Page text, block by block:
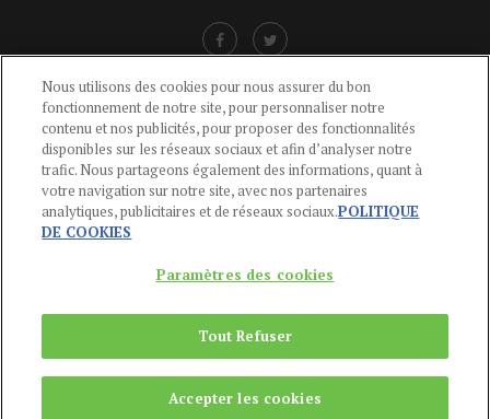
CGU-POLITIQUE DE CONFIDENTIALITÉ -POLITIQUE DES COOKIES
MENTIONS LÉGALES -AIDE
CONTACT
01 44 59 91 11
Du Lundi au Vendredi, 9h-13h et 14h-17h
Copyright © 2024Publications Agora
REMONTER
Nous utilisons des cookies pour nous assurer du bon
fonctionnement de notre site, pour personnaliser notre
contenu et nos publicités, pour proposer des fonctionnalités
disponibles sur les réseaux sociaux et afin d’analyser notre
trafic. Nous partageons également des informations, quant à
votre navigation sur notre site, avec nos partenaires
analytiques, publicitaires et de réseaux sociaux.POLITIQUE
DE COOKIES
Paramètres des cookies
Tout Refuser
Accepter les cookies